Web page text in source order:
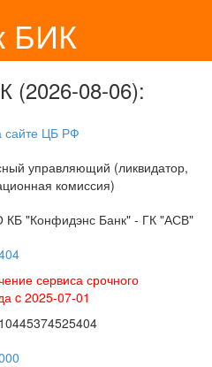
БИК
(2026-08-06):
сайте ЦБ РФ
управляющий (ликвидатор,
комиссия)
"Конфидэнс Банк" - ГК "АСВ"
сервиса срочного
c 2025-07-01